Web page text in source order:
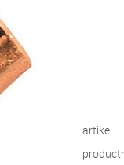
artikel